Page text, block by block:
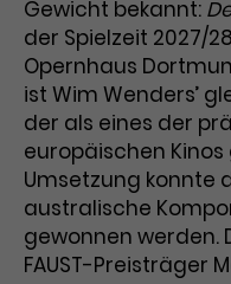
Anbieter TYPO3
Laufzeit 1 Monat
Zweck
Optin-
Zweck
und die
den
eine
um
Name
_gcl_au
Anbieter Google
Laufzeit 3
Zweck
Wird
die
Cookie-
Gewicht bekannt:
der Spielzeit 2027/
Opernhaus
ist Wim Wenders’
der als eines der
europäischen Kinos
Umsetzung konnte
australische
gewonnen werden.
FAUST-Preisträger